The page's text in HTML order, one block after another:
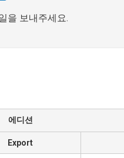
을 보내주세요.
에디션
Export